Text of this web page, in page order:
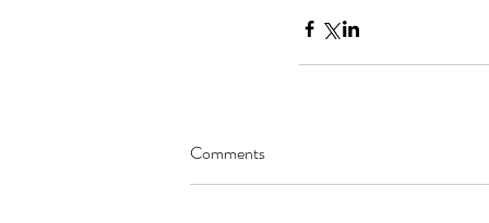
Comments